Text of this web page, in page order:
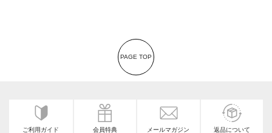
PAGE TOP
ご利用ガイド 会員特典 メールマガジン 返品について